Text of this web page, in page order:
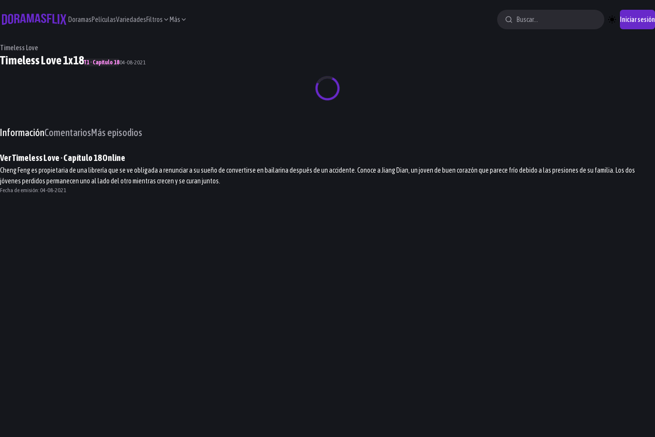
DoramasPelículasVariedadesFiltros Más Iniciar sesión
Timeless Love
Timeless Love 1x18T1 · Capítulo 1804-08-2021
InformaciónComentariosMás episodios
VerTimeless Love· Capítulo18Online
Cheng Feng es propietaria de una librería que se ve obligada a renunciar a su sueño de convertirse en bailarina después de un accidente. Conoce a Jiang Dian, un joven de buen corazón que parece frío debido a las presiones de su familia. Los dos
jóvenes perdidos permanecen uno al lado del otro mientras crecen y se curan juntos.
Fecha de emisión: 04-08-2021